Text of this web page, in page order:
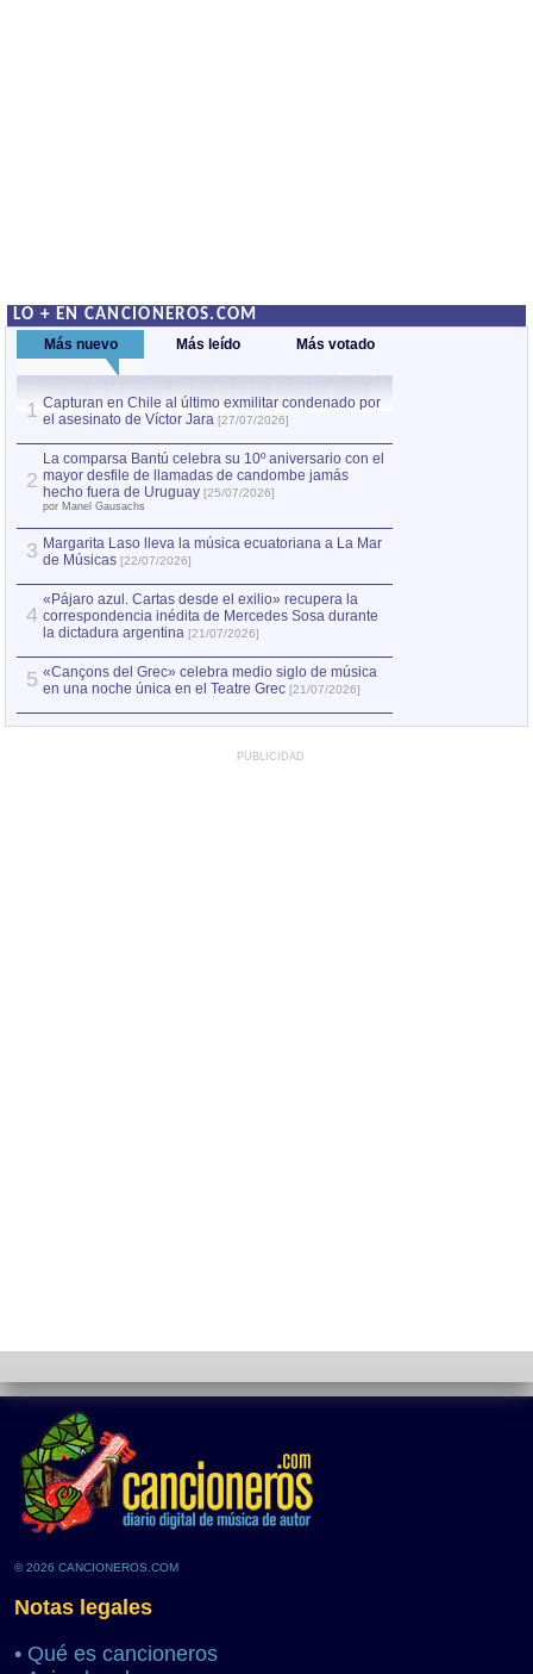
LO + EN CANCIONEROS.COM
Más nuevo Más leído Más votado
1 Capturan en Chile al último exmilitar condenado por
el asesinato de Víctor Jara [27/07/2026]
2
La comparsa Bantú celebra su 10º aniversario con el
mayor desfile de llamadas de candombe jamás
hecho fuera de Uruguay [25/07/2026]
por Manel Gausachs
3 Margarita Laso lleva la música ecuatoriana a La Mar
de Músicas [22/07/2026]
4
«Pájaro azul. Cartas desde el exilio» recupera la
correspondencia inédita de Mercedes Sosa durante
la dictadura argentina [21/07/2026]
5 «Cançons del Grec» celebra medio siglo de música
en una noche única en el Teatre Grec [21/07/2026]
PUBLICIDAD
© 2026 CANCIONEROS.COM
Notas legales
• Qué es cancioneros